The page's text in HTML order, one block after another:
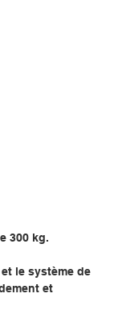
300 kg.
le système de
et